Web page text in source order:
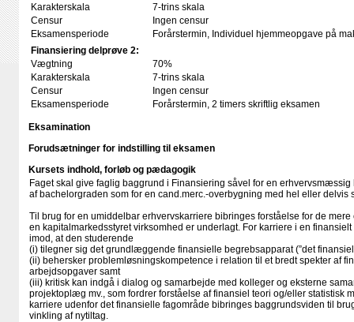
Karakterskala
7-trins skala
Censur
Ingen censur
Eksamensperiode
Forårstermin, Individuel hjemmeopgave på
Finansiering delprøve 2:
Vægtning
70%
Karakterskala
7-trins skala
Censur
Ingen censur
Eksamensperiode
Forårstermin, 2 timers skriftlig eksamen
Eksamination
Forudsætninger for indstilling til eksamen
Kursets indhold, forløb og pædagogik
Faget skal give faglig baggrund i Finansiering såvel for en
af bachelorgraden som for en cand.merc.-overbygning med hel eller delvis
Til brug for en umiddelbar erhvervskarriere bibringes forståelse for de
en kapitalmarkedsstyret virksomhed er underlagt. For karriere i en
imod, at den studerende
(i) tilegner sig det grundlæggende finansielle begrebsapparat (”det
(ii) behersker problemløsningskompetence i relation til et bredt spekter af
arbejdsopgaver samt
(iii) kritisk kan indgå i dialog og samarbejde med kolleger og eksterne
projektoplæg mv., som fordrer forståelse af finansiel teori og/eller statistisk
karriere udenfor det finansielle fagområde bibringes baggrundsviden til
vinkling af nytiltag.